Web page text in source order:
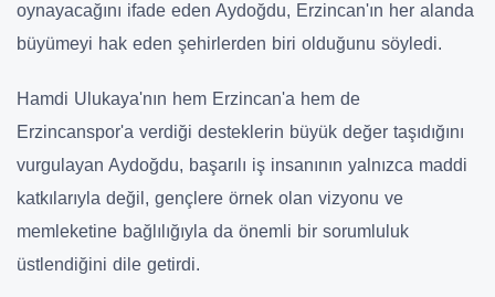
oynayacağını ifade eden Aydoğdu, Erzincan'ın her alanda
büyümeyi hak eden şehirlerden biri olduğunu söyledi.
Hamdi Ulukaya'nın hem Erzincan'a hem de
Erzincanspor'a verdiği desteklerin büyük değer taşıdığını
vurgulayan Aydoğdu, başarılı iş insanının yalnızca maddi
katkılarıyla değil, gençlere örnek olan vizyonu ve
memleketine bağlılığıyla da önemli bir sorumluluk
üstlendiğini dile getirdi.